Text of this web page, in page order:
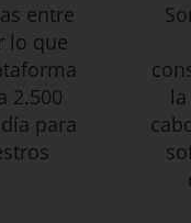
entre
lo que
2.500
para